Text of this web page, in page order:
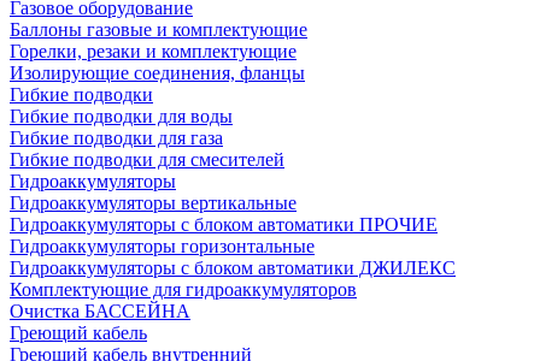
Газовое оборудование
Баллоны газовые и комплектующие
Горелки, резаки и комплектующие
Изолирующие соединения, фланцы
Гибкие подводки
Гибкие подводки для воды
Гибкие подводки для газа
Гибкие подводки для смесителей
Гидроаккумуляторы
Гидроаккумуляторы вертикальные
Гидроаккумуляторы с блоком автоматики ПРОЧИЕ
Гидроаккумуляторы горизонтальные
Гидроаккумуляторы с блоком автоматики ДЖИЛЕКС
Комплектующие для гидроаккумуляторов
Очистка БАССЕЙНА
Греющий кабель
Греющий кабель внутренний